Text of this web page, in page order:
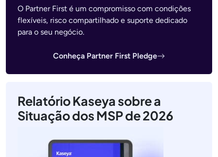
O Partner First é um compromisso com condições
flexíveis, risco compartilhado e suporte dedicado
para o seu negócio.
Conheça Partner First Pledge
Relatório Kaseya sobre a
Situação dos MSP de 2026